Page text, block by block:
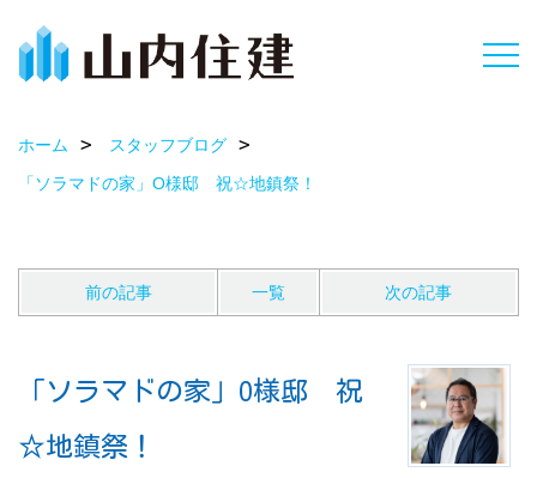
ホーム
スタッフブログ
「ソラマドの家」O様邸 祝☆地鎮祭！
前の記事 一覧 次の記事
「ソラマドの家」O様邸 祝
☆地鎮祭！